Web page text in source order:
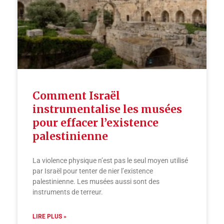
Comment Israël
instrumentalise les musées
pour effacer l’existence
palestinienne
La violence physique n’est pas le seul moyen utilisé
par Israël pour tenter de nier l’existence
palestinienne. Les musées aussi sont des
instruments de terreur.
LIRE PLUS »